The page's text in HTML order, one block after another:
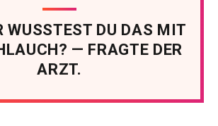
WUSSTEST DU DAS MIT
— FRAGTE DER
ARZT.